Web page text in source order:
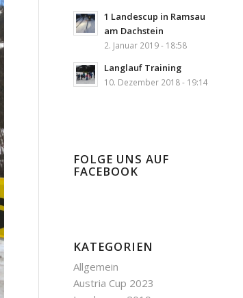
1 Landescup in Ramsau
am Dachstein
2. Januar 2019 - 18:58
Langlauf Training
10. Dezember 2018 - 19:14
FOLGE UNS AUF
FACEBOOK
KATEGORIEN
Allgemein
Austria Cup 2023